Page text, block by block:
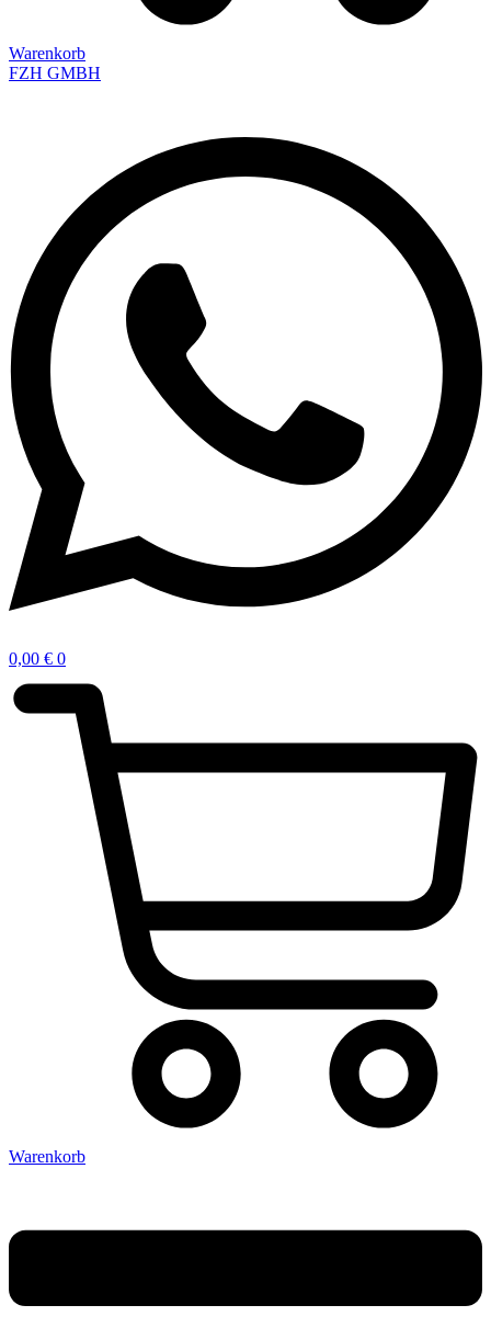
Warenkorb
FZH GMBH
0,00 € 0
Warenkorb